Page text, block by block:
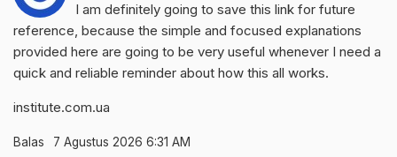
I am definitely going to save this link for future
reference, because the simple and focused explanations
provided here are going to be very useful whenever I need a
quick and reliable reminder about how this all works.
institute.com.ua
Balas 7 Agustus 2026 6:31 AM